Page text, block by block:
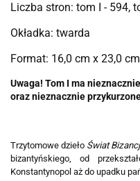
Liczba stron: tom I - 594,
Okładka: twarda
Format: 16,0 cm x 23,0 cm
Uwaga! Tom I ma
oraz nieznacznie
Trzytomowe dzieło Świat
bizantyńskiego, od
Konstantynopol aż do upadku